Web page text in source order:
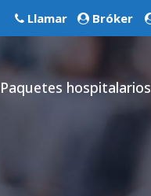
Llamar Bróker
Paquetes hospitalarios